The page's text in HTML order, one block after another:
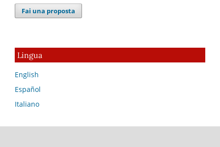
Fai una proposta
Lingua
English
Español
Italiano